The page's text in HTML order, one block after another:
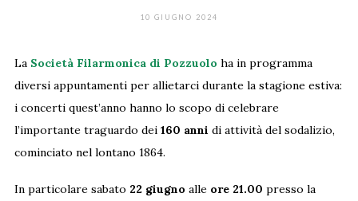
10 GIUGNO 2024
La Società Filarmonica di Pozzuolo ha in programma
diversi appuntamenti per allietarci durante la stagione estiva:
i concerti quest’anno hanno lo scopo di celebrare
l’importante traguardo dei 160 anni di attività del sodalizio,
cominciato nel lontano 1864.
In particolare sabato 22 giugno alle ore 21.00 presso la